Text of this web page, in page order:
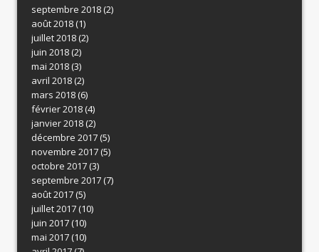
septembre 2018(2)
août 2018(1)
juillet 2018(2)
juin 2018(2)
mai 2018(3)
avril 2018(2)
mars 2018(6)
février 2018(4)
janvier 2018(2)
décembre 2017(5)
novembre 2017(5)
octobre 2017(3)
septembre 2017(7)
août 2017(5)
juillet 2017(10)
juin 2017(10)
mai 2017(10)